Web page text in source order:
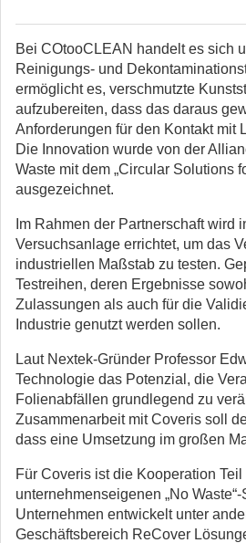
Bei COtooCLEAN handelt es sich
Reinigungs- und
ermöglicht es, verschmutzte
aufzubereiten, dass das daraus
Anforderungen für den Kontakt mit
Die Innovation wurde von der
Waste mit dem „Circular Solutions
ausgezeichnet.
Im Rahmen der Partnerschaft wird
Versuchsanlage errichtet, um das
industriellen Maßstab zu testen.
Testreihen, deren Ergebnisse
Zulassungen als auch für die
Industrie genutzt werden sollen.
Laut Nextek-Gründer Professor
Technologie das Potenzial, die
Folienabfällen grundlegend zu
Zusammenarbeit mit Coveris soll
dass eine Umsetzung im großen
Für Coveris ist die Kooperation Teil
unternehmenseigenen „No
Unternehmen entwickelt unter
Geschäftsbereich ReCover